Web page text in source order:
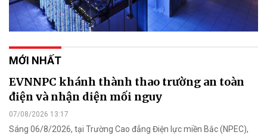
MỚI NHẤT
EVNNPC khánh thành thao trường an toàn
điện và nhận diện mối nguy
07/08/2026 13:17
Sáng 06/8/2026, tại Trường Cao đẳng Điện lực miền Bắc (NPEC),